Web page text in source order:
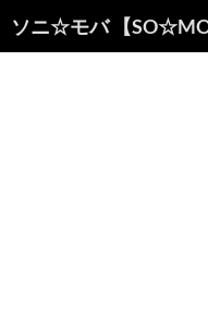
ソニ☆モバ 【SO☆MO
索